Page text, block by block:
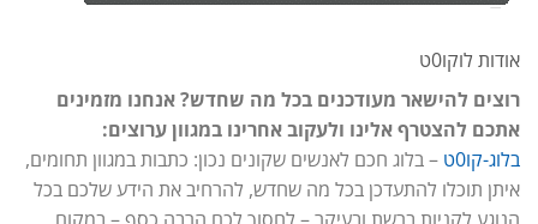
אודות לוקו0ט
רוצים להישאר מעודכנים בכל מה שחדש? אנחנו מזמינים
אתכם להצטרף אלינו ולעקוב אחרינו במגוון ערוצים:
בלוג-קו0ט
– בלוג חכם לאנשים שקונים נכון: כתבות במגוון תחומים,
איתן תוכלו להתעדכן בכל מה שחדש, להרחיב את הידע שלכם בכל